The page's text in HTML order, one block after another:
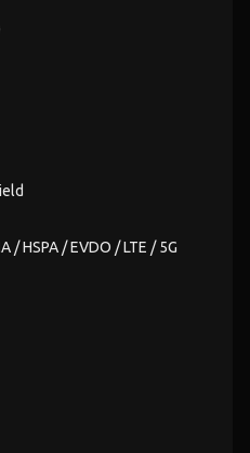
/ HSPA / EVDO / LTE / 5G